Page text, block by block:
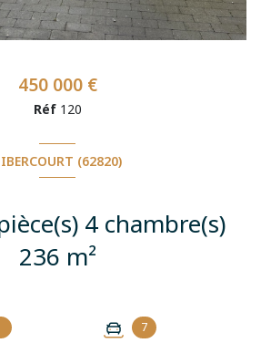
(62820)
236 m²
7
450 000 €
Réf 120